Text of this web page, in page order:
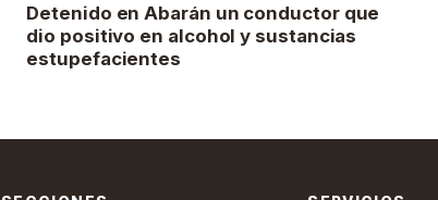
Detenido en Abarán un conductor que
dio positivo en alcohol y sustancias
estupefacientes